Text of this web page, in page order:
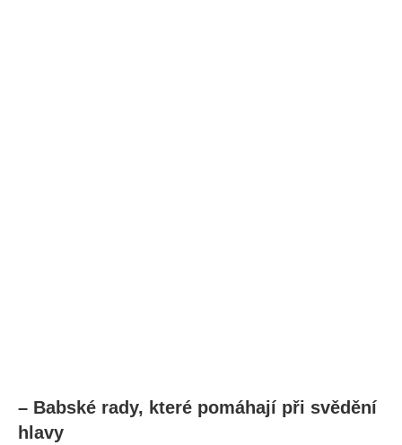
– Babské rady, které pomáhají při svědění
hlavy